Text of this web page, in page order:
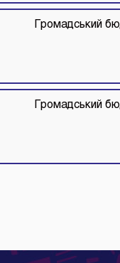
Громадський
Громадський